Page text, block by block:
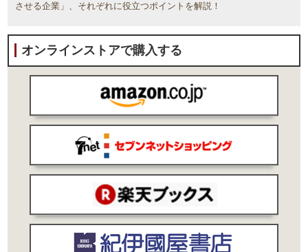
させる企業」、それぞれに役立つポイントを解説！
オンラインストアで購入する